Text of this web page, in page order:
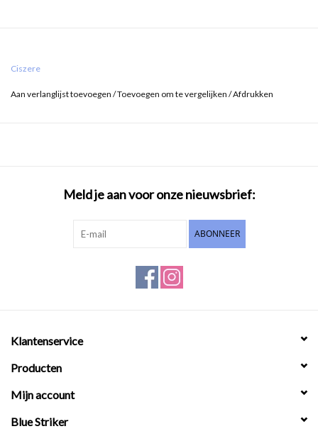
Ciszere
Aan verlanglijst toevoegen /Toevoegen om te vergelijken /Afdrukken
Meld je aan voor onze nieuwsbrief:
ABONNEER
Klantenservice
Producten
Mijn account
Blue Striker